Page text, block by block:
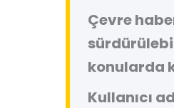
Çevre
konularda
Kullanıcı